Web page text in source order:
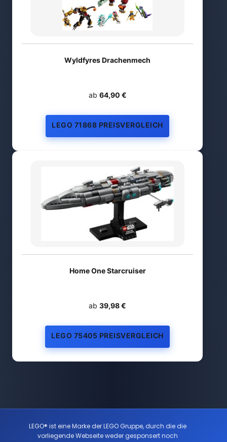
Wyldfyres Drachenmech
ab 64,90 €
LEGO 71868 PREISVERGLEICH
Home One Starcruiser
ab 39,98 €
LEGO 75405 PREISVERGLEICH
LEGO® ist eine Marke der LEGO Gruppe, durch die die
vorliegende Webseite weder gesponsert noch